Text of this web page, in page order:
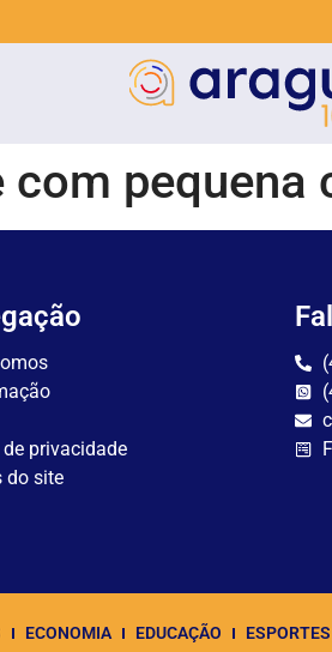
pequena
privacidade
do site
ECONOMIA EDUCAÇÃO ESPORTES